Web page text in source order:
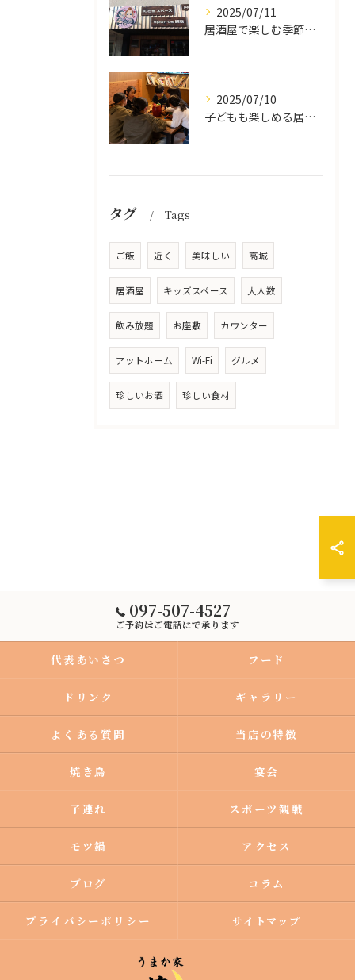
2025/07/11
居酒屋で楽しむ季節の味覚と生中継スポーツ観戦
2025/07/10
子どもも楽しめる居酒屋の魅力
タグ Tags
ご飯 近く 美味しい 高城
居酒屋 キッズスペース 大人数
飲み放題 お座敷 カウンター
アットホーム Wi-Fi グルメ
珍しいお酒 珍しい食材
097-507-4527
ご予約はご電話にで承ります
代表あいさつ フード
ドリンク ギャラリー
よくある質問 当店の特徴
焼き鳥 宴会
子連れ スポーツ観戦
モツ鍋 アクセス
ブログ コラム
プライバシーポリシー サイトマップ